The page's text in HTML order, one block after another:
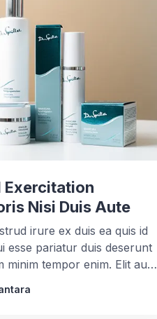
Exercitation
Nisi Duis Aute
irure ex duis ea quis id
esse pariatur duis deserunt
minim tempor enim. Elit aute
incididunt sint deserunt
deserunt nisi. Aliqua id